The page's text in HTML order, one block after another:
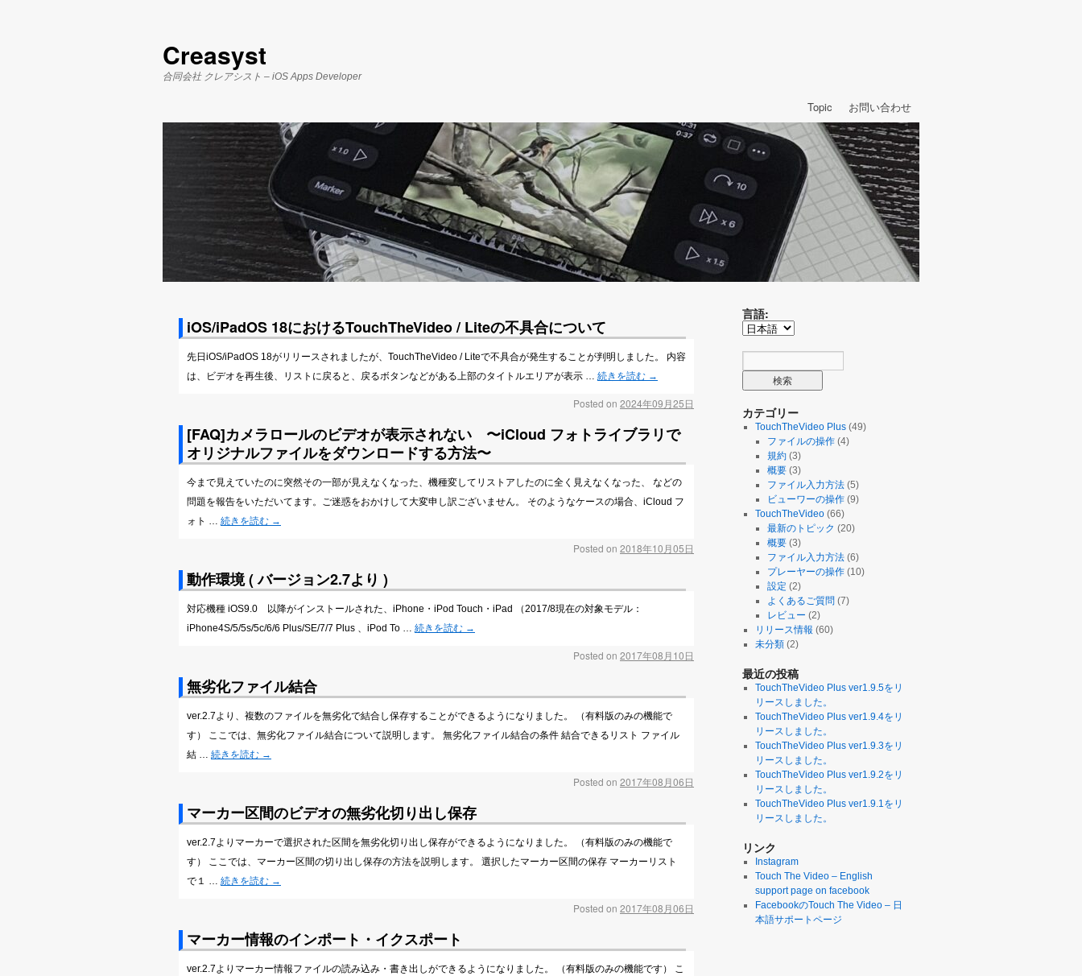
Creasyst
合同会社 クレアシスト – iOS Apps Developer
お問い合わせ
Topic
iOS/iPadOS 18におけるTouchTheVideo / Liteの不具合について
先日iOS/iPadOS 18がリリースされましたが、TouchTheVideo / Liteで不具合が発生することが判明しました。 内容
は、ビデオを再生後、リストに戻ると、戻るボタンなどがある上部のタイトルエリアが表示 … 続きを読む →
Posted on 2024年09月25日
[FAQ]カメラロールのビデオが表示されない 〜iCloud フォトライブラリで
オリジナルファイルをダウンロードする方法〜
今まで見えていたのに突然その一部が見えなくなった、機種変してリストアしたのに全く見えなくなった、 などの
問題を報告をいただいてます。ご迷惑をおかけして大変申し訳ございません。 そのようなケースの場合、iCloud フ
ォト … 続きを読む →
Posted on 2018年10月05日
動作環境 ( バージョン2.7より )
対応機種 iOS9.0 以降がインストールされた、iPhone・iPod Touch・iPad （2017/8現在の対象モデル：
iPhone4S/5/5s/5c/6/6 Plus/SE/7/7 Plus 、iPod To … 続きを読む →
Posted on 2017年08月10日
無劣化ファイル結合
ver.2.7より、複数のファイルを無劣化で結合し保存することができるようになりました。 （有料版のみの機能で
す） ここでは、無劣化ファイル結合について説明します。 無劣化ファイル結合の条件 結合できるリスト ファイル
結 … 続きを読む →
Posted on 2017年08月06日
マーカー区間のビデオの無劣化切り出し保存
ver.2.7よりマーカーで選択された区間を無劣化切り出し保存ができるようになりました。 （有料版のみの機能で
す） ここでは、マーカー区間の切り出し保存の方法を説明します。 選択したマーカー区間の保存 マーカーリスト
で１ … 続きを読む →
Posted on 2017年08月06日
マーカー情報のインポート・イクスポート
ver.2.7よりマーカー情報ファイルの読み込み・書き出しができるようになりました。 （有料版のみの機能です） こ
言語:
カテゴリー
TouchTheVideo Plus(49)
ファイルの操作 (4)
規約 (3)
概要 (3)
ファイル入力方法 (5)
ビューワーの操作 (9)
TouchTheVideo(66)
最新のトピック (20)
概要 (3)
ファイル入力方法 (6)
プレーヤーの操作 (10)
設定 (2)
よくあるご質問 (7)
レビュー (2)
リリース情報 (60)
未分類(2)
最近の投稿
TouchTheVideo Plus ver1.9.5をリ
リースしました。
TouchTheVideo Plus ver1.9.4をリ
リースしました。
TouchTheVideo Plus ver1.9.3をリ
リースしました。
TouchTheVideo Plus ver1.9.2をリ
リースしました。
TouchTheVideo Plus ver1.9.1をリ
リースしました。
リンク
Instagram
Touch The Video – English
support page on facebook
FacebookのTouch The Video – 日
本語サポートページ